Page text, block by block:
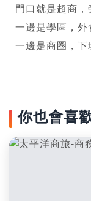
門口就是超商，
一邊是學區，外
一邊是商圈，下
你也會喜